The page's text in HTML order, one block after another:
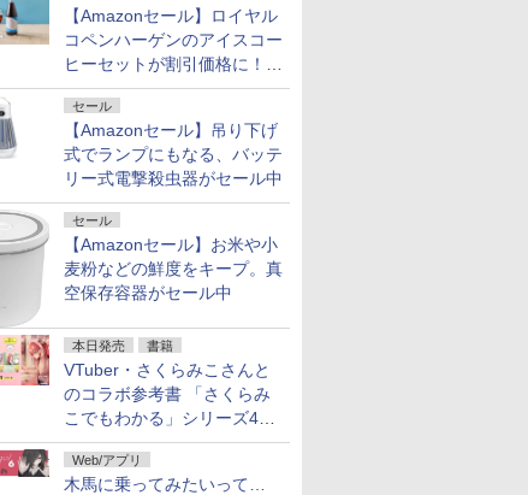
【Amazonセール】ロイヤル
コペンハーゲンのアイスコー
ヒーセットが割引価格に！夏
のギフトに最適！
セール
【Amazonセール】吊り下げ
式でランプにもなる、バッテ
リー式電撃殺虫器がセール中
セール
【Amazonセール】お米や小
麦粉などの鮮度をキープ。真
空保存容器がセール中
本日発売 書籍
VTuber・さくらみこさんと
のコラボ参考書 「さくらみ
こでもわかる」シリーズ4冊
が本日発売！
Web/アプリ
木馬に乗ってみたいって…